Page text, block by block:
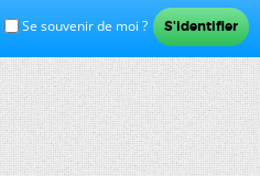
Se souvenir de moi ?